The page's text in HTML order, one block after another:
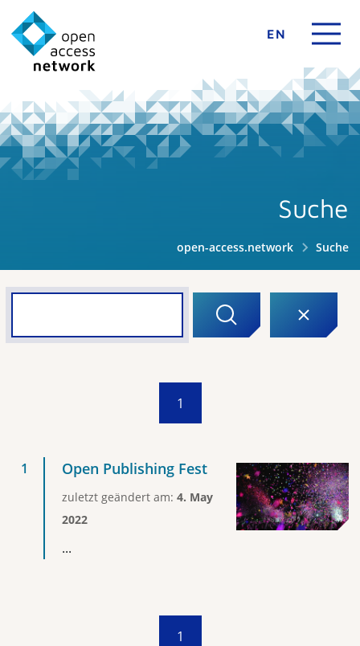
EN
Suche
open-access.network Suche
1
Open Publishing Fest
zuletzt geändert am: 4. May
2022
...
1